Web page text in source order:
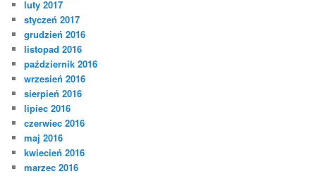
luty 2017
styczeń 2017
grudzień 2016
listopad 2016
październik 2016
wrzesień 2016
sierpień 2016
lipiec 2016
czerwiec 2016
maj 2016
kwiecień 2016
marzec 2016